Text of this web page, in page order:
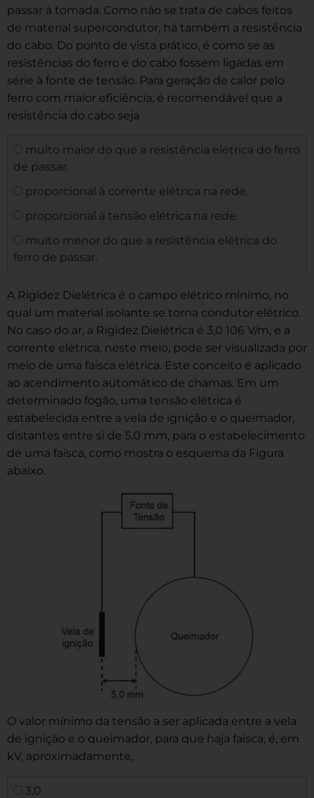
passar à tomada. Como não se trata de cabos feitos
de material supercondutor, há também a resistência
do cabo. Do ponto de vista prático, é como se as
resistências do ferro e do cabo fossem ligadas em
série à fonte de tensão. Para geração de calor pelo
ferro com maior eficiência, é recomendável que a
resistência do cabo seja
muito maior do que a resistência elétrica do ferro
de passar.
proporcional à corrente elétrica na rede.
proporcional à tensão elétrica na rede.
muito menor do que a resistência elétrica do
ferro de passar.
A Rigidez Dielétrica é o campo elétrico mínimo, no
qual um material isolante se torna condutor elétrico.
No caso do ar, a Rigidez Dielétrica é 3,0 106 V/m, e a
corrente elétrica, neste meio, pode ser visualizada por
meio de uma faísca elétrica. Este conceito é aplicado
ao acendimento automático de chamas. Em um
determinado fogão, uma tensão elétrica é
estabelecida entre a vela de ignição e o queimador,
distantes entre si de 5,0 mm, para o estabelecimento
de uma faísca, como mostra o esquema da Figura
abaixo.
O valor mínimo da tensão a ser aplicada entre a vela
de ignição e o queimador, para que haja faísca, é, em
kV, aproximadamente,
3,0